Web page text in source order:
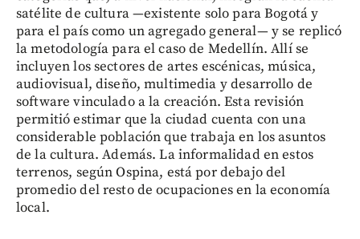
satélite de cultura —existente solo para Bogotá y
para el país como un agregado general— y se replicó
la metodología para el caso de Medellín. Allí se
incluyen los sectores de artes escénicas, música,
audiovisual, diseño, multimedia y desarrollo de
software vinculado a la creación. Esta revisión
permitió estimar que la ciudad cuenta con una
considerable población que trabaja en los asuntos
de la cultura. Además. La informalidad en estos
terrenos, según Ospina, está por debajo del
promedio del resto de ocupaciones en la economía
local.